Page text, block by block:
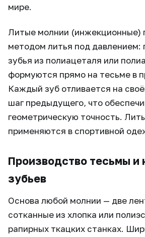
мире.
Литые молнии (инжекционные)
методом литья под давлением:
зубья из полиацеталя или
формуются прямо на тесьме в
Каждый зуб отливается на
шаг предыдущего, что
геометрическую точность.
применяются в спортивной
Производство тесьмы и
зубьев
Основа любой молнии — две
сотканные из хлопка или
рапирных ткацких станках.